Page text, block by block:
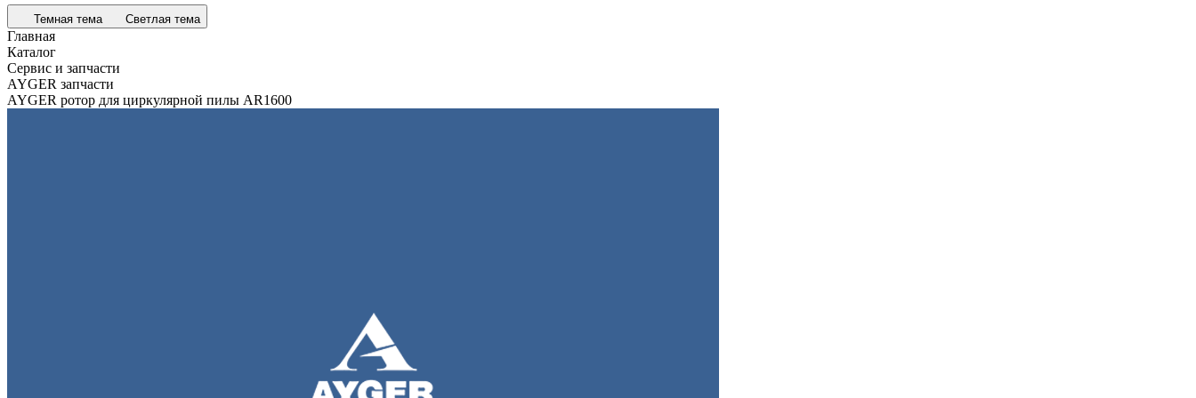
Темная тема Светлая тема
Главная
Каталог
Сервис и запчасти
AYGER запчасти
AYGER ротор для циркулярной пилы AR1600